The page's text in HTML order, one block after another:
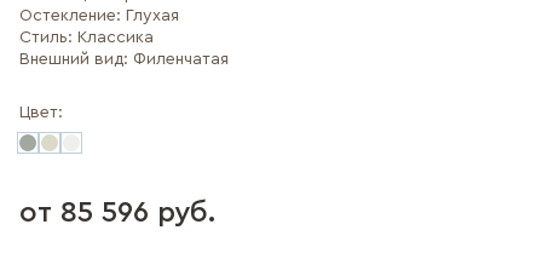
Остекление: Глухая
Стиль: Классика
Внешний вид: Филенчатая
Цвет:
от 85 596 руб.